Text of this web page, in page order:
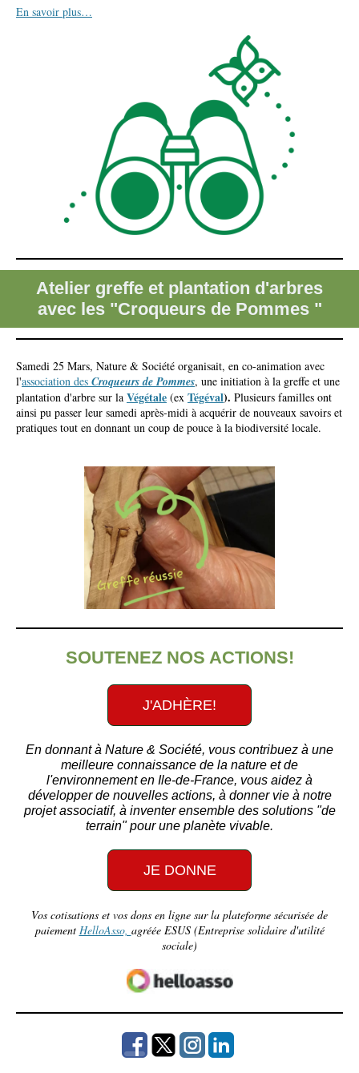
En savoir plus…
Atelier greffe et plantation d'arbres
avec les "Croqueurs de Pommes "
Samedi 25 Mars, Nature & Société organisait, en co-animation avec
l'association des Croqueurs de Pommes, une initiation à la greffe et une
plantation d'arbre sur la Végétale (ex Tégéval). Plusieurs familles ont
ainsi pu passer leur samedi après-midi à acquérir de nouveaux savoirs et
pratiques tout en donnant un coup de pouce à la biodiversité locale.
SOUTENEZ NOS ACTIONS!
J'ADHÈRE!
En donnant à Nature & Société, vous contribuez à une
meilleure connaissance de la nature et de
l'environnement en Ile-de-France, vous aidez à
développer de nouvelles actions, à donner vie à notre
projet associatif, à inventer ensemble des solutions "de
terrain" pour une planète vivable.
JE DONNE
Vos cotisations et vos dons en ligne sur la plateforme sécurisée de
paiement HelloAsso, agréée ESUS (Entreprise solidaire d'utilité
sociale)